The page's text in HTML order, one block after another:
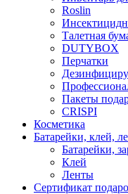
Roslin
Талетная
DUTYBOX
Перчатки
Пакеты
CRISPI
Косметика
Батарейки, клей,
Батарейки,
Клей
Ленты
Сертификат